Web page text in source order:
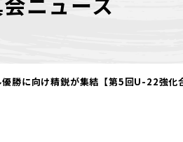
勝に向け精鋭が集結【第5回U-22強化